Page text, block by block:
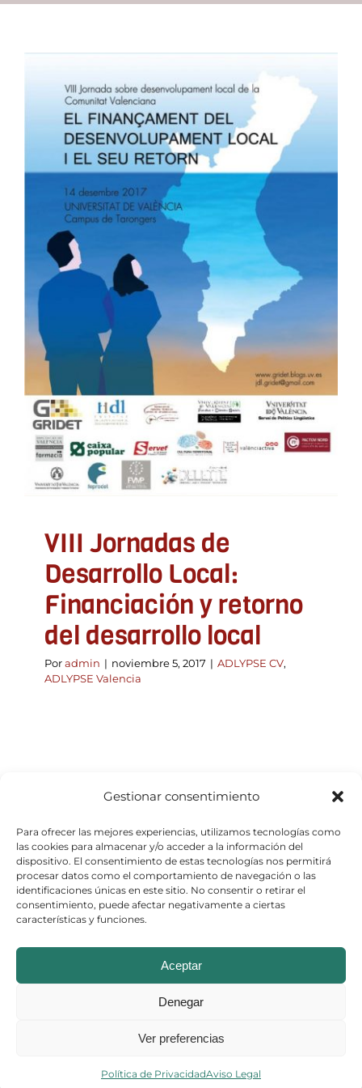
Gestionar consentimiento
Para ofrecer las mejores experiencias, utilizamos tecnologías como
las cookies para almacenar y/o acceder a la información del
dispositivo. El consentimiento de estas tecnologías nos permitirá
procesar datos como el comportamiento de navegación o las
identificaciones únicas en este sitio. No consentir o retirar el
consentimiento, puede afectar negativamente a ciertas
características y funciones.
Aceptar
Denegar
Ver preferencias
Política de PrivacidadAviso Legal
Contacto
Asóciate
VIII Jornadas de
Desarrollo Local:
Financiación y retorno
del desarrollo local
ADLYPSE CV ADLYPSE Valencia
VIII Jornadas de
Desarrollo Local:
Financiación y retorno
del desarrollo local
Poradmin | noviembre 5, 2017 | ADLYPSE CV,
ADLYPSE Valencia
© Copyright 2026
Política de Cookies
Política de Privacidad